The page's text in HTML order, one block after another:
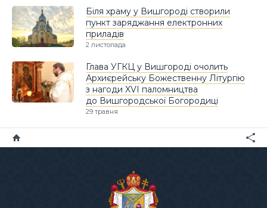
Біля храму у Вишгороді створили
пункт заряджання електронних
приладів
2 листопада
Глава УГКЦ у Вишгороді очолить
Архиєрейську Божественну Літургію
з нагоди XVI паломництва
до Вишгородської Богородиці
29 травня